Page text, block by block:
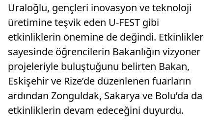
Uraloğlu, gençleri inovasyon ve teknoloji
üretimine teşvik eden U-FEST gibi
etkinliklerin önemine de değindi. Etkinlikler
sayesinde öğrencilerin Bakanlığın vizyoner
projeleriyle buluştuğunu belirten Bakan,
Eskişehir ve Rize’de düzenlenen fuarların
ardından Zonguldak, Sakarya ve Bolu’da da
etkinliklerin devam edeceğini duyurdu.